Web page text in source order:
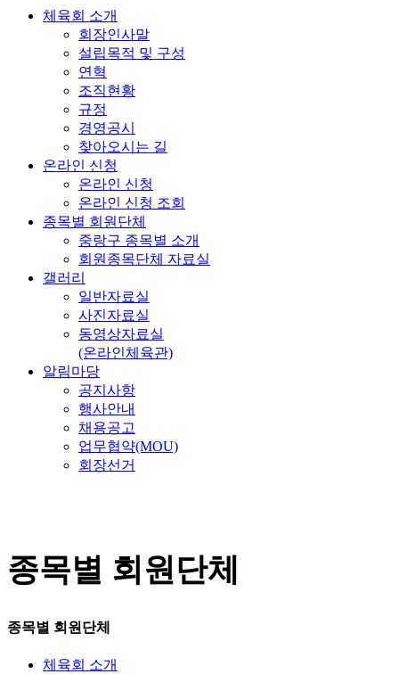
체육회 소개
회장인사말
설립목적 및 구성
연혁
조직현황
규정
경영공시
찾아오시는 길
온라인 신청
온라인 신청
온라인 신청 조회
종목별 회원단체
중랑구 종목별 소개
회원종목단체 자료실
갤러리
일반자료실
사진자료실
동영상자료실
(온라인체육관)
알림마당
공지사항
행사안내
채용공고
업무협약(MOU)
회장선거
종목별 회원단체
종목별 회원단체
체육회 소개